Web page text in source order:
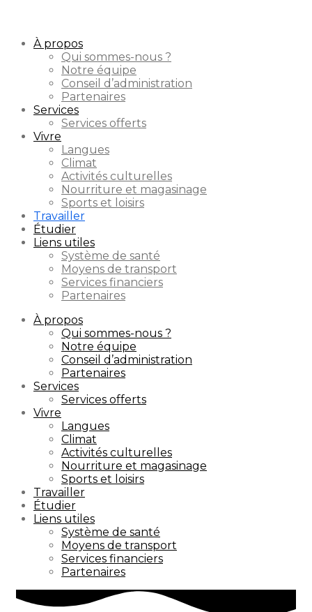
À propos
Qui sommes-nous ?
Notre équipe
Conseil d’administration
Partenaires
Services
Services offerts
Vivre
Langues
Climat
Activités culturelles
Nourriture et magasinage
Sports et loisirs
Travailler
Étudier
Liens utiles
Système de santé
Moyens de transport
Services financiers
Partenaires
À propos
Qui sommes-nous ?
Notre équipe
Conseil d’administration
Partenaires
Services
Services offerts
Vivre
Langues
Climat
Activités culturelles
Nourriture et magasinage
Sports et loisirs
Travailler
Étudier
Liens utiles
Système de santé
Moyens de transport
Services financiers
Partenaires